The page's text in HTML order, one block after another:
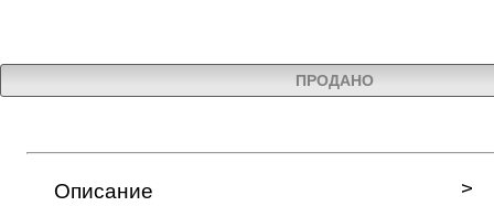
ПРОДАНО
Описание